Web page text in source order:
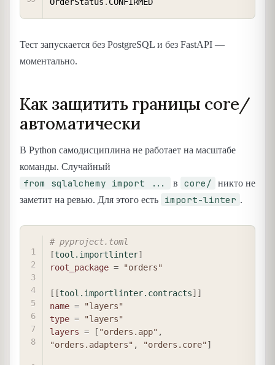
Тест запускается без PostgreSQL и без FastAPI —
моментально.
Как защитить границы core/
автоматически
В Python самодисциплина не работает на масштабе
команды. Случайный
from sqlalchemy import ... в core/
никто не
заметит на ревью. Для этого есть
import-linter .
# pyproject.toml
[tool.importlinter]
root_package = "orders"
[ [tool.importlinter.contracts] ]
name =
"layers"
type =
"layers"
layers = [ "orders.app" ,
"orders.adapters" , "orders.core"]